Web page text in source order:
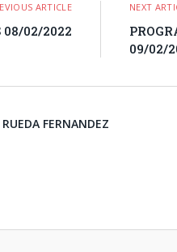
ARTICLE
08/02/2022
NEXT
09/02/
FERNANDEZ